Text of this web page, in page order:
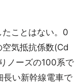
たことはない。0
気抵抗係数(Cd
ノーズの100系で
い新幹線電車で